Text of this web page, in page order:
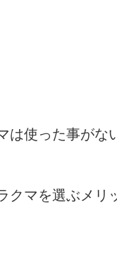
使った事がな
クマを選ぶメリ